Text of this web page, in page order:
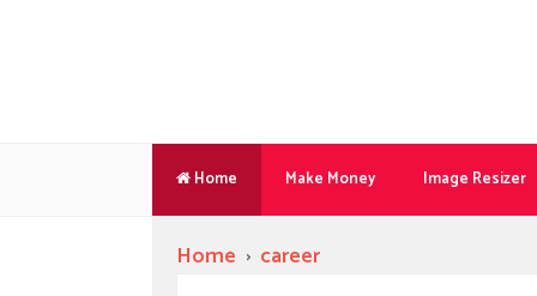
Home Make Money Image Resizer
Home › career